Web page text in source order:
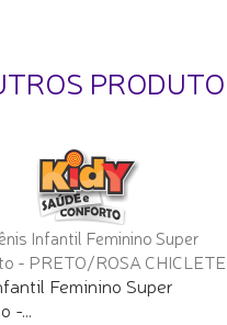
Feminino Super
...